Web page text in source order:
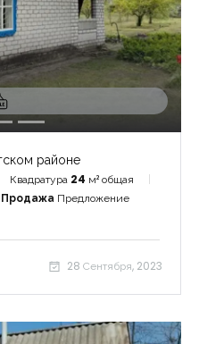
районе
Квадратура 24 м² общая
Продажа Предложение
28 Сентября, 2023